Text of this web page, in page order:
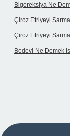
Bigoreksiya Ne
Çiroz Etriyeyi
Çiroz Etriyeyi
Bedevi Ne Demek